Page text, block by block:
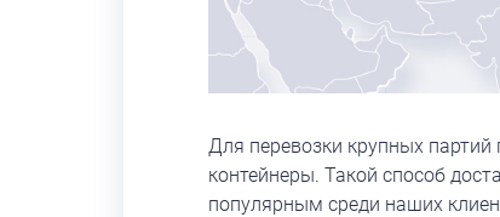
Для перевозки крупных
контейнеры. Такой способ
популярным среди наших